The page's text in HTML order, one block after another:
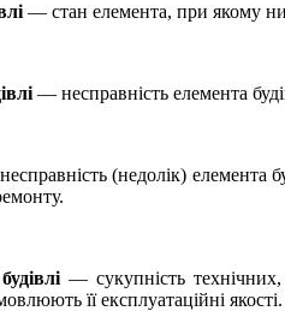
— стан елемента, при якому
— несправність елемента
(недолік) елемента
— сукупність технічних,
її експлуатаційні якості.